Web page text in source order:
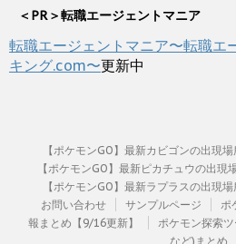
＜PR＞転職エージェントマニア
転職エージェントマニア〜転職エ
キング.com〜更新中
【ポケモンGO】最新カビゴンの出現
【ポケモンGO】最新ピカチュウの出現
【ポケモンGO】最新ラプラスの出現
お問い合わせ
サンプルページ
ポ
報まとめ【9/16更新】
ポケモン探索
など)まとめ